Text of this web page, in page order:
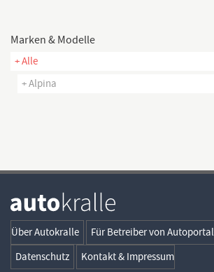
Marken & Modelle
+ Alle
+ Alpina
Über Autokralle
Für Betreiber von
Datenschutz
Kontakt & Impressum